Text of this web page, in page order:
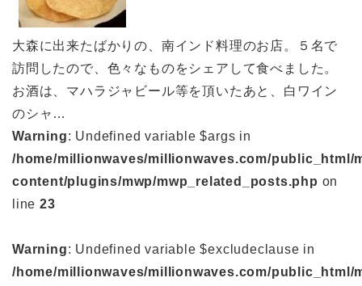
大森に出来たばかりの、南インド料理のお店。５名で
訪問したので、色々なものをシェアして食べました。
お酒は、マハラジャビール等を頂いたあと、白ワイン
のシャ…
Warning: Undefined variable $args in
/home/millionwaves/millionwaves.com/public_html/
content/plugins/mwp/mwp_related_posts.php on
line 23
Warning: Undefined variable $excludeclause in
/home/millionwaves/millionwaves.com/public_html/